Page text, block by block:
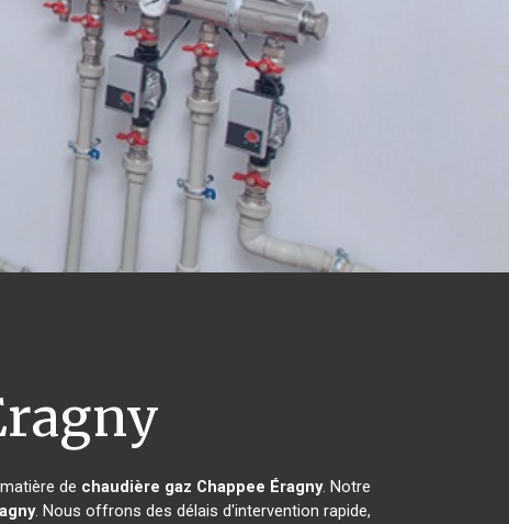
de chaudière gaz Chappee Éragny. Notre
. Nous offrons des délais d'intervention rapide,